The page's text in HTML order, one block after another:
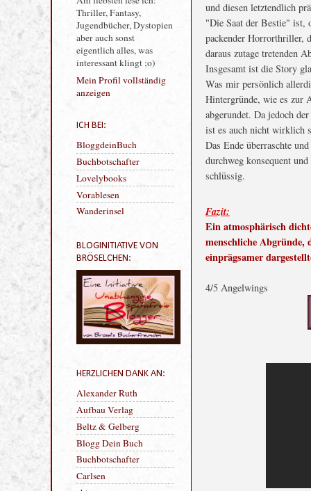
und diesen letztendlich
"Die Saat der Bestie" ist,
packender Horrorthriller,
daraus zutage tretenden
Insgesamt ist die Story
Was mir persönlich
Hintergründe, wie es zur
abgerundet. Da jedoch
ist es auch nicht wirklich
Das Ende überraschte
durchweg konsequent
schlüssig.
Fazit:
Ein atmosphärisch
menschliche Abgründe,
einprägsamer
4/5 Angelwings
Leseratte, unheilbar
büchersüchtig ;o) ***
Am liebsten lese ich:
Thriller, Fantasy,
Jugendbücher, Dystopien
eigentlich alles, was
interessant klingt ;o)
anzeigen
ICH BEI:
BloggdeinBuch
Buchbotschafter
Lovelybooks
Wanderinsel
BLOGINITIATIVE VON
BRÖSELCHEN:
HERZLICHEN DANK AN:
Alexander Ruth
Aufbau Verlag
Beltz & Gelberg
Blogg Dein Buch